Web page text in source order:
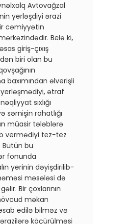
Avtovağzal
yerləşdiyi ərazi
cəmiyyətin
Belə ki,
giriş-çıxış
biri olan bu
baxımından əlverişli
ətraf
sıxlığı
sərnişin rahatlığı
müasir tələblərə
vermədiyi tez-tez
Bütün bu
fonunda
yerinin dəyişdirilib-
məsələsi də
Bir çoxlarının
məkan
edilə bilməz və
köçürülməsi